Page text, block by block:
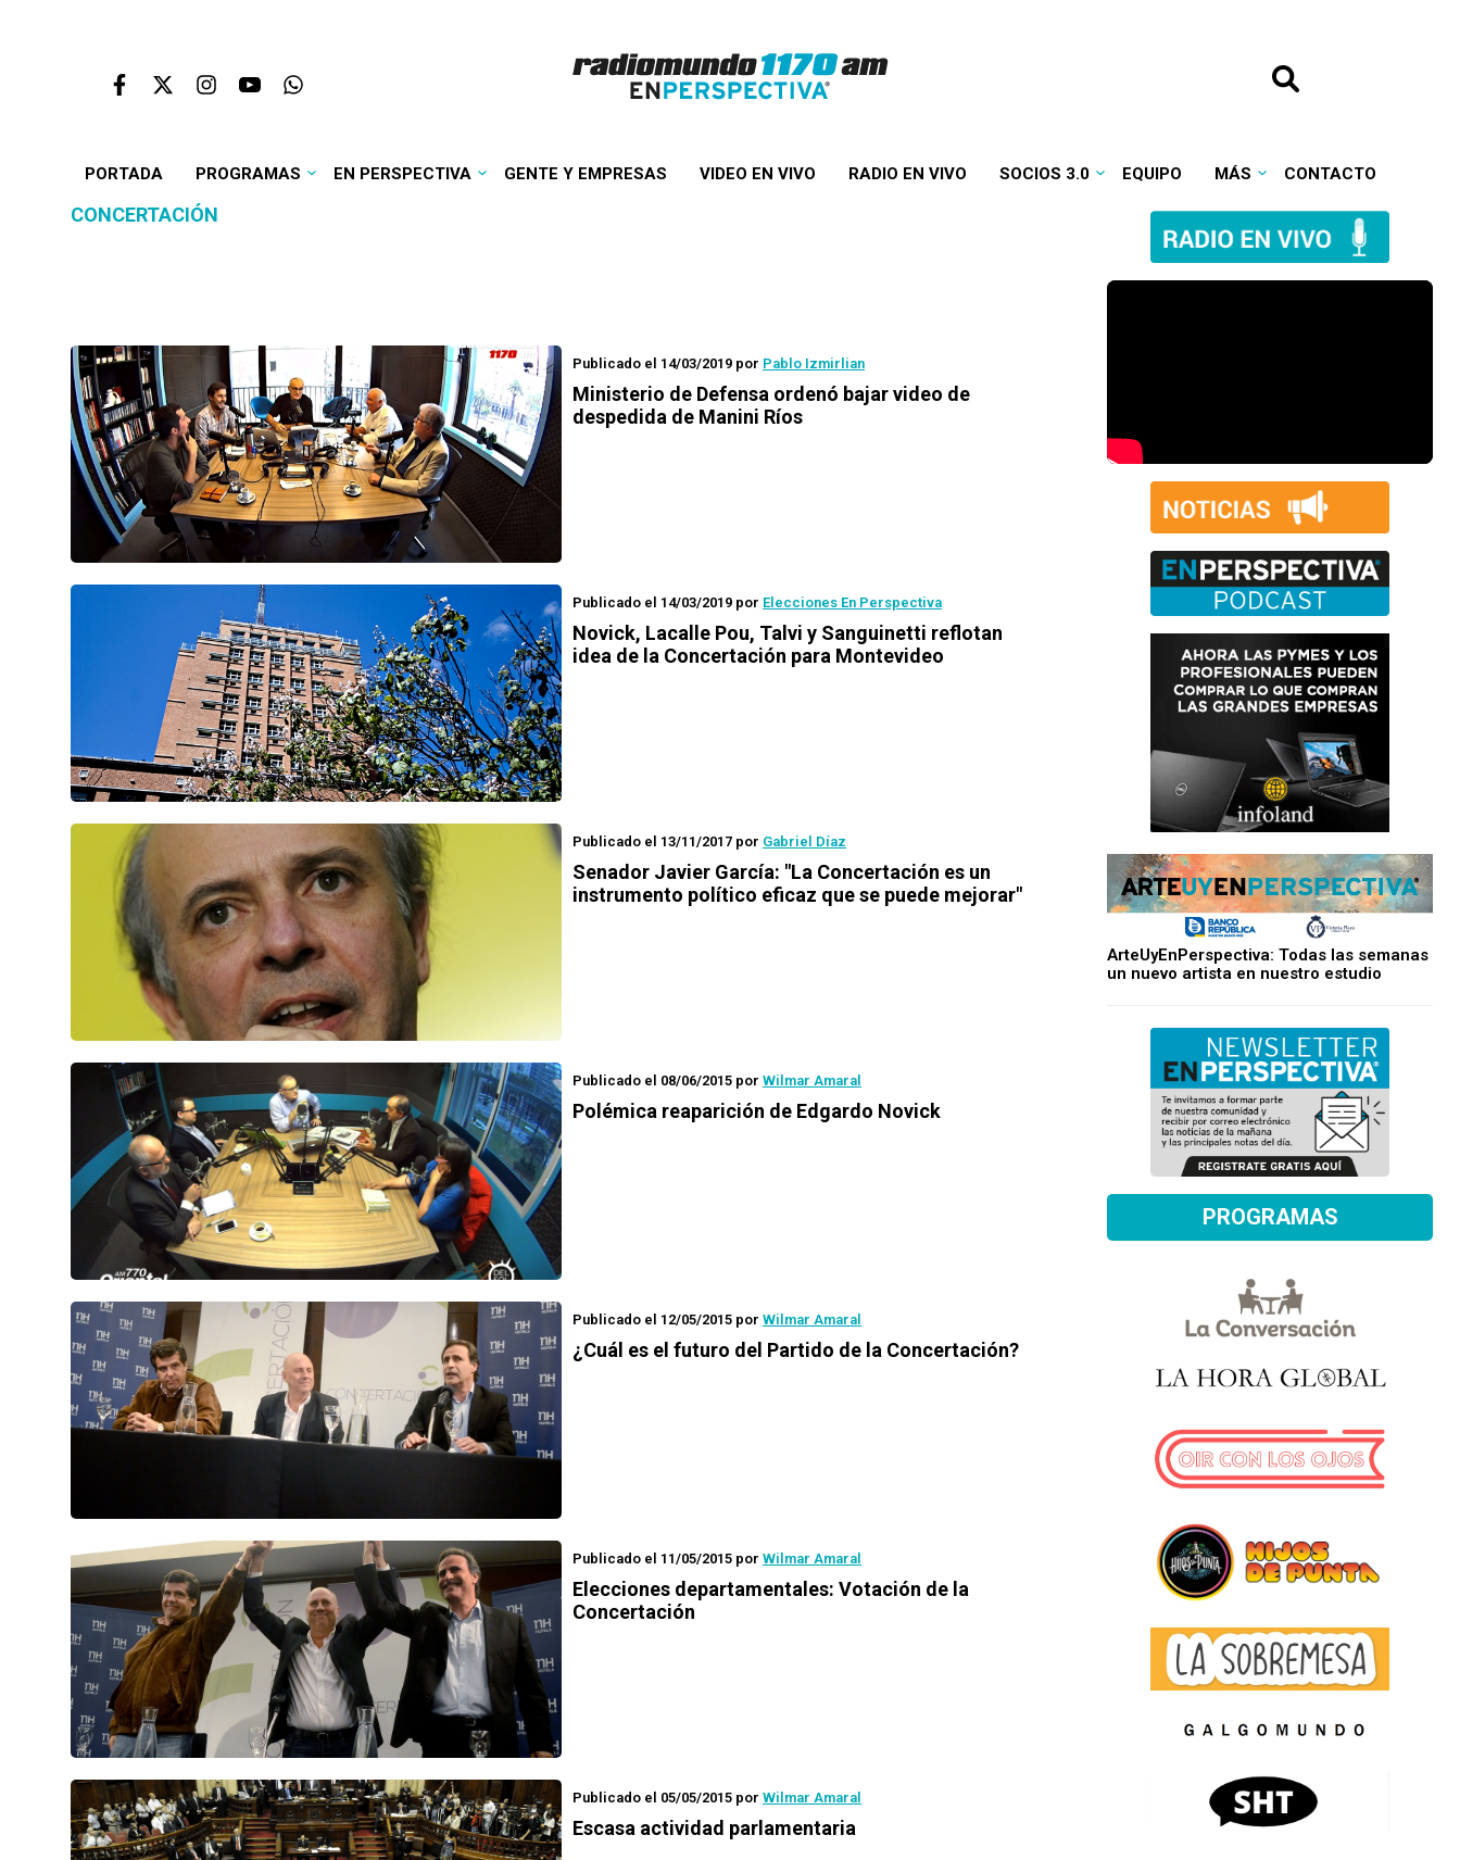
PORTADA PROGRAMAS EN PERSPECTIVA GENTE Y EMPRESAS VIDEO EN VIVO RADIO EN VIVO SOCIOS 3.0 EQUIPO MÁS CONTACTO
CONCERTACIÓN
Publicado el 14/03/2019 por Pablo Izmirlian
Ministerio de Defensa ordenó bajar video de
despedida de Manini Ríos
Publicado el 14/03/2019 por Elecciones En Perspectiva
Novick, Lacalle Pou, Talvi y Sanguinetti reflotan
idea de la Concertación para Montevideo
Publicado el 13/11/2017 por Gabriel Díaz
Senador Javier García: "La Concertación es un
instrumento político eficaz que se puede mejorar"
Publicado el 08/06/2015 por Wilmar Amaral
Polémica reaparición de Edgardo Novick
Publicado el 12/05/2015 por Wilmar Amaral
¿Cuál es el futuro del Partido de la Concertación?
Publicado el 11/05/2015 por Wilmar Amaral
Elecciones departamentales: Votación de la
Concertación
Publicado el 05/05/2015 por Wilmar Amaral
Escasa actividad parlamentaria
ArteUyEnPerspectiva: Todas las semanas
un nuevo artista en nuestro estudio
PROGRAMAS